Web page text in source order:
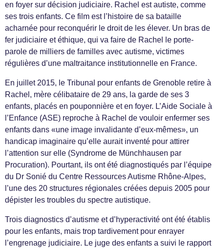
en foyer sur décision judiciaire. Rachel est autiste, comme
ses trois enfants. Ce film est l’histoire de sa bataille
acharnée pour reconquérir le droit de les élever. Un bras de
fer judiciaire et éthique, qui va faire de Rachel le porte-
parole de milliers de familles avec autisme, victimes
régulières d’une maltraitance institutionnelle en France.
En juillet 2015, le Tribunal pour enfants de Grenoble retire à
Rachel, mère célibataire de 29 ans, la garde de ses 3
enfants, placés en pouponnière et en foyer. L’Aide Sociale à
l’Enfance (ASE) reproche à Rachel de vouloir enfermer ses
enfants dans «une image invalidante d’eux-mêmes», un
handicap imaginaire qu’elle aurait inventé pour attirer
l’attention sur elle (Syndrome de Münchhausen par
Procuration). Pourtant, ils ont été diagnostiqués par l’équipe
du Dr Sonié du Centre Ressources Autisme Rhône-Alpes,
l’une des 20 structures régionales créées depuis 2005 pour
dépister les troubles du spectre autistique.
Trois diagnostics d’autisme et d’hyperactivité ont été établis
pour les enfants, mais trop tardivement pour enrayer
l’engrenage judiciaire. Le juge des enfants a suivi le rapport